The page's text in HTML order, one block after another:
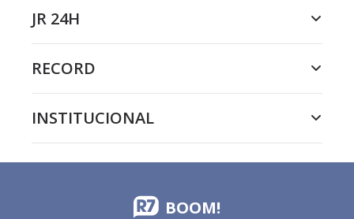
JR 24H
RECORD
INSTITUCIONAL
BOOM!